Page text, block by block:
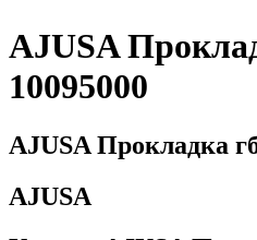
AJUSA
10095000
AJUSA Прокладка
AJUSA